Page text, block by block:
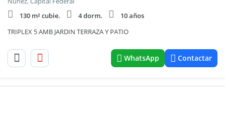
130 m² cubie.
4 dorm.
10 años
TRIPLEX 5 AMB JARDIN TERRAZA Y PATIO
WhatsApp Contactar